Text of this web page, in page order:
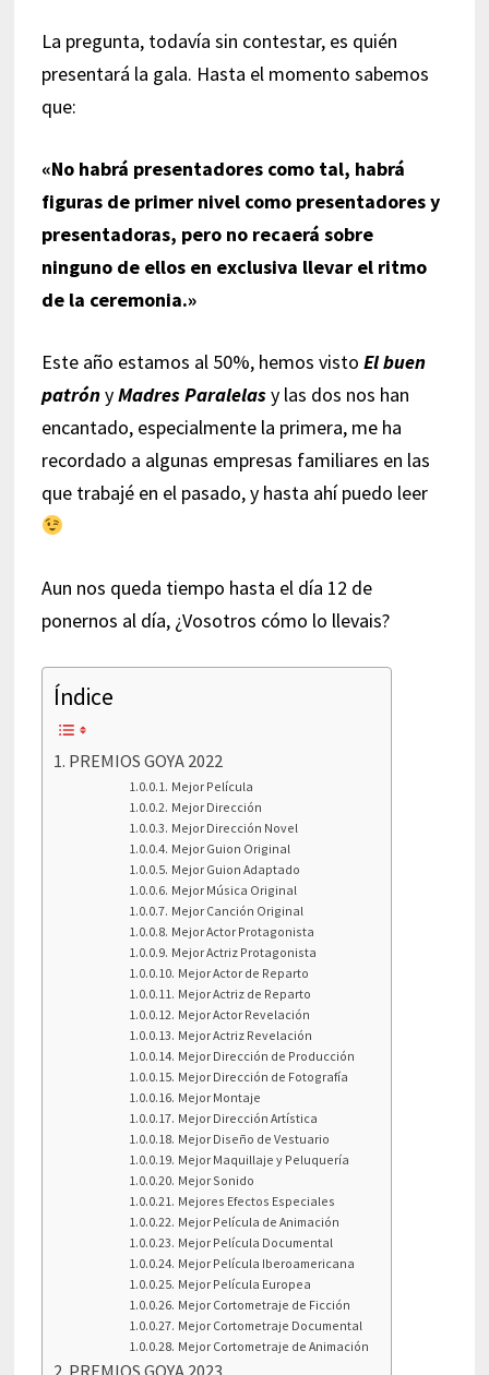
La pregunta, todavía sin contestar, es quién
presentará la gala. Hasta el momento sabemos
que:
«No habrá presentadores como tal, habrá
figuras de primer nivel como presentadores y
presentadoras, pero no recaerá sobre
ninguno de ellos en exclusiva llevar el ritmo
de la ceremonia.»
Este año estamos al 50%, hemos visto El buen
patrónyMadres Paralelasy las dos nos han
encantado, especialmente la primera, me ha
recordado a algunas empresas familiares en las
que trabajé en el pasado, y hasta ahí puedo leer
Aun nos queda tiempo hasta el día 12 de
ponernos al día, ¿Vosotros cómo lo llevais?
Índice
PREMIOS GOYA 2022
Mejor Película
Mejor Dirección
Mejor Dirección Novel
Mejor Guion Original
Mejor Guion Adaptado
Mejor Música Original
Mejor Canción Original
Mejor Actor Protagonista
Mejor Actriz Protagonista
Mejor Actor de Reparto
Mejor Actriz de Reparto
Mejor Actor Revelación
Mejor Actriz Revelación
Mejor Dirección de Producción
Mejor Dirección de Fotografía
Mejor Montaje
Mejor Dirección Artística
Mejor Diseño de Vestuario
Mejor Maquillaje y Peluquería
Mejor Sonido
Mejores Efectos Especiales
Mejor Película de Animación
Mejor Película Documental
Mejor Película Iberoamericana
Mejor Película Europea
Mejor Cortometraje de Ficción
Mejor Cortometraje Documental
Mejor Cortometraje de Animación